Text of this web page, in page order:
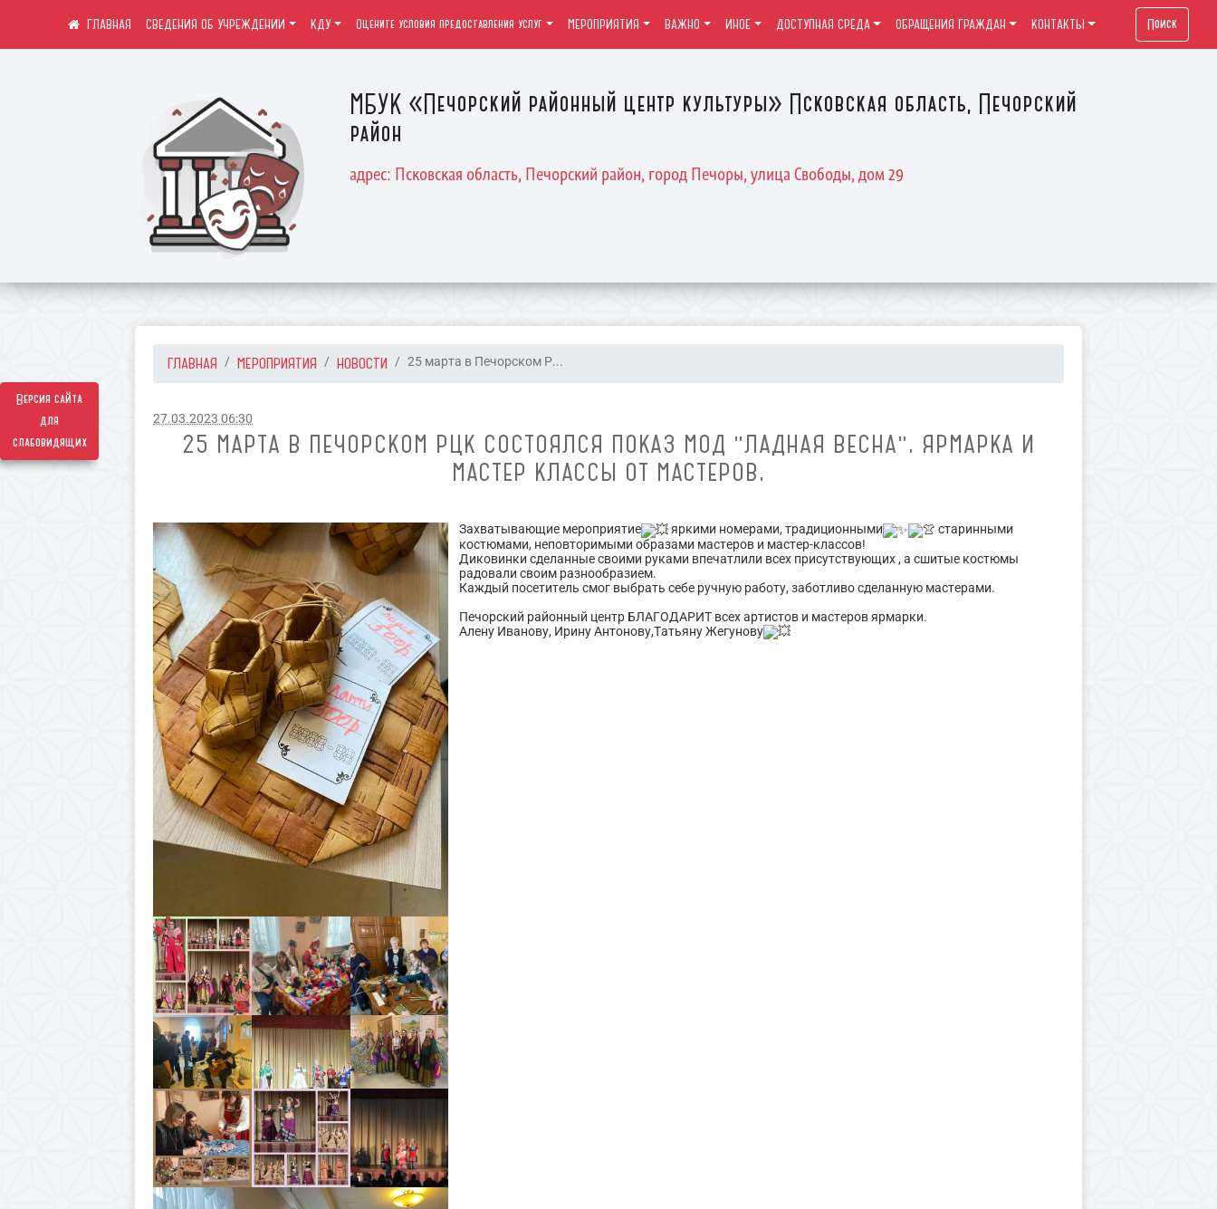
Версия сайта
для
слабовидящих
МБУК «Печорский районный центр культуры» Псковская область, Печорский
район
адрес: Псковская область, Печорский район, город Печоры, улица Свободы, дом 29
СВЕДЕНИЯ ОБ УЧРЕЖДЕНИИ КДУ Оцените условия предоставления услуг МЕРОПРИЯТИЯ ВАЖНО ИНОЕ ДОСТУПНАЯ СРЕДА ОБРАЩЕНИЯ ГРАЖДАН КОНТАКТЫ Поиск
ГЛАВНАЯ МЕРОПРИЯТИЯ НОВОСТИ 25 марта в Печорском Р...
27.03.2023 06:30
25 МАРТА В ПЕЧОРСКОМ РЦК СОСТОЯЛСЯ ПОКАЗ МОД "ЛАДНАЯ ВЕСНА", ЯРМАРКА И
МАСТЕР КЛАССЫ ОТ МАСТЕРОВ,
Захватывающие мероприятие яркими номерами, традиционными
старинными
костюмами, неповторимыми образами мастеров и мастер-классов!
Диковинки сделанные своими руками впечатлили всех присутствующих , а сшитые костюмы
радовали своим разнообразием.
Каждый посетитель смог выбрать себе ручную работу, заботливо сделанную мастерами.
Печорский районный центр БЛАГОДАРИТ всех артистов и мастеров ярмарки.
Алену Иванову, Ирину Антонову,Татьяну Жегунову